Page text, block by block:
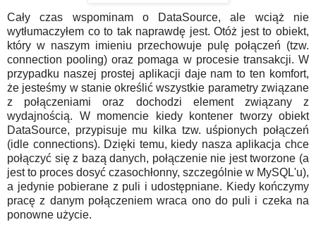
Cały czas wspominam o DataSource, ale wciąż nie
wytłumaczyłem co to tak naprawdę jest. Otóż jest to obiekt,
który w naszym imieniu przechowuje pulę połączeń (tzw.
connection pooling) oraz pomaga w procesie transakcji. W
przypadku naszej prostej aplikacji daje nam to ten komfort,
że jesteśmy w stanie określić wszystkie parametry związane
z połączeniami oraz dochodzi element związany z
wydajnością. W momencie kiedy kontener tworzy obiekt
DataSource, przypisuje mu kilka tzw. uśpionych połączeń
(idle connections). Dzięki temu, kiedy nasza aplikacja chce
połączyć się z bazą danych, połączenie nie jest tworzone (a
jest to proces dosyć czasochłonny, szczególnie w MySQL'u),
a jedynie pobierane z puli i udostępniane. Kiedy kończymy
pracę z danym połączeniem wraca ono do puli i czeka na
ponowne użycie.